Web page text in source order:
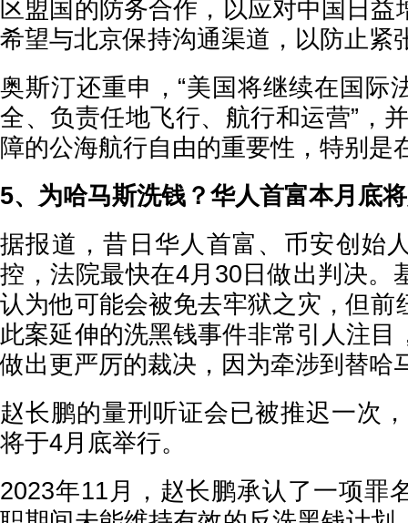
区盟国的防务合作，以应对中国日益
希望与北京保持沟通渠道，以防止紧
奥斯汀还重申，“美国将继续在国际
全、负责任地飞行、航行和运营”，
障的公海航行自由的重要性，特别是
5、为哈马斯洗钱？华人首富本月底
据报道，昔日华人首富、币安创始
控，法院最快在4月30日做出判决。
认为他可能会被免去牢狱之灾，但前
此案延伸的洗黑钱事件非常引人注目
做出更严厉的裁决，因为牵涉到替哈
赵长鹏的量刑听证会已被推迟一次
将于4月底举行。
2023年11月，赵长鹏承认了一项罪